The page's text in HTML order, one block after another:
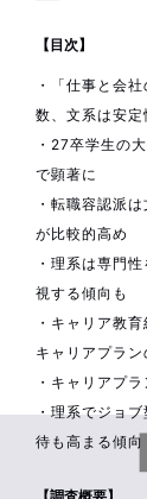
【目次】
・「仕事と会
数、文系は安
・27卒学生の
で顕著に
・転職容認派
が比較的高め
・理系は専門
視する傾向も
・キャリア教
キャリアプラン
・キャリアプ
・理系でジョ
待も高まる傾向